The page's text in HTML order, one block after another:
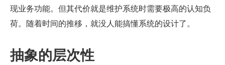
现业务功能。但其代价就是维护系统时需要极高的认知负
荷。随着时间的推移，就没人能搞懂系统的设计了。
抽象的层次性